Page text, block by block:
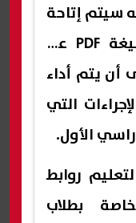
سيتم إتاحة
الاختبارات الخاصة بهم بصيغة PDF عبر
أن يتم أداء
التي
الأول.
روابط
بطلاب